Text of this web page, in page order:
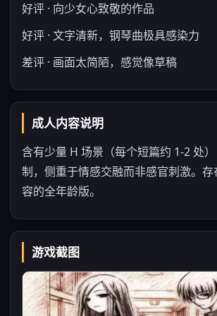
好评 · 向少女心致敬的作品
好评 · 文字清新，钢琴曲极具感染力
差评 · 画面太简陋，感觉像草稿
成人内容说明
含有少量 H 场景（每个短篇约 1-2 处
制，侧重于情感交融而非感官刺激。存
容的全年龄版。
游戏截图